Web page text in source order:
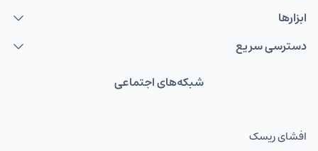
ابزارها
دسترسی سریع
شبکه‌های اجتماعی
افشای ریسک